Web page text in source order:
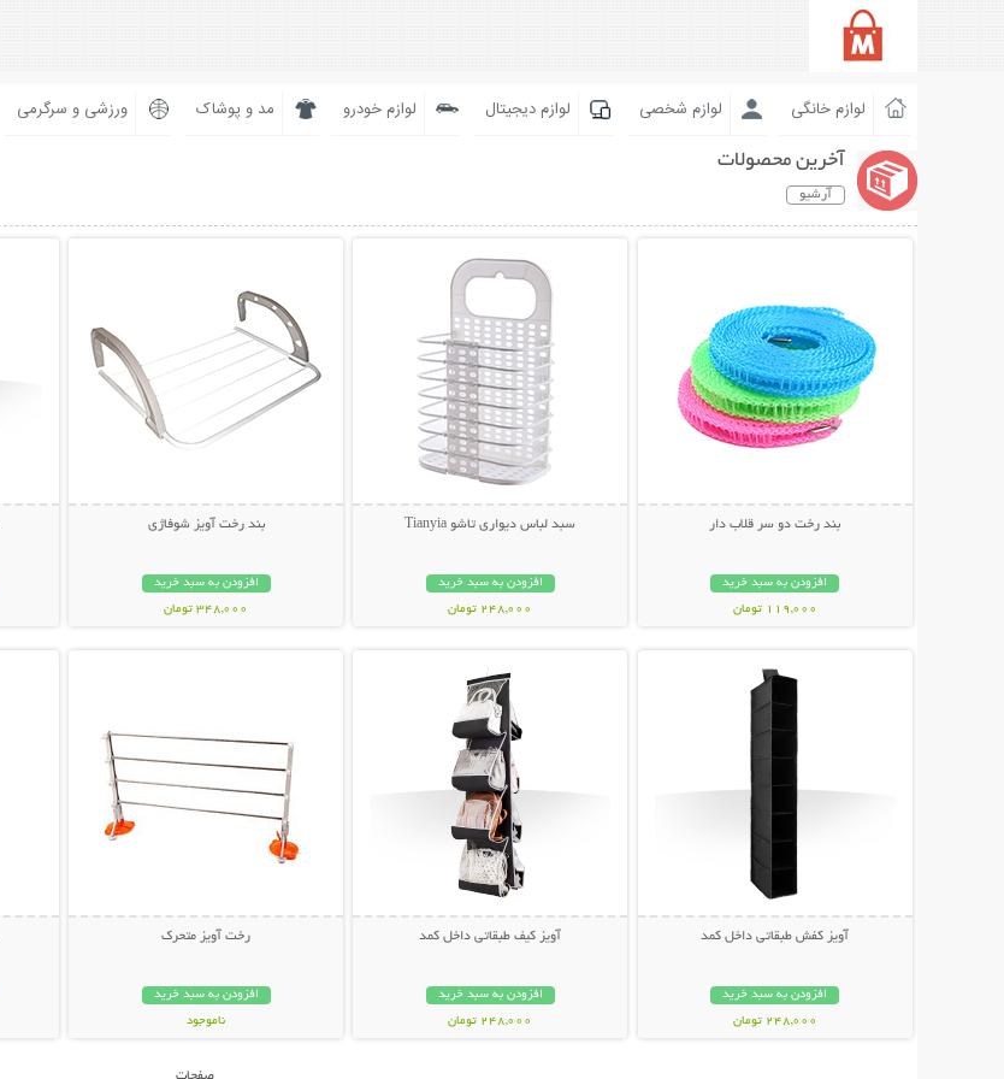
لوازم خانگی لوازم شخصی لوازم دیجیتال لوازم خودرو مد و پوشاک ورزشی و سرگرمی
آخرین محصولات
آرشیو
بند رخت دو سر قلاب دار
افزودن به سبد خرید
119,000 تومان
سبد لباس دیواری تاشو Tianyia
افزودن به سبد خرید
248,000 تومان
بند رخت آویز شوفاژی
افزودن به سبد خرید
348,000 تومان
آویز کفش طبقاتی داخل کمد
افزودن به سبد خرید
248,000 تومان
آویز کیف طبقاتی داخل کمد
افزودن به سبد خرید
248,000 تومان
رخت آویز متحرک
افزودن به سبد خرید
ناموجود